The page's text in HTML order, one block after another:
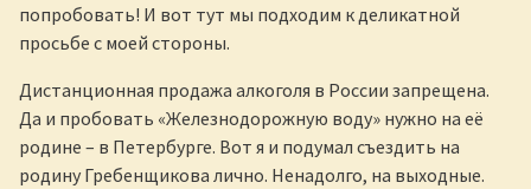
попробовать! И вот тут мы подходим к деликатной
просьбе с моей стороны.
Дистанционная продажа алкоголя в России запрещена.
Да и пробовать «Железнодорожную воду» нужно на её
родине – в Петербурге. Вот я и подумал съездить на
родину Гребенщикова лично. Ненадолго, на выходные.